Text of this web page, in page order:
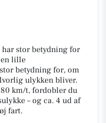
har stor betydning for
en lille
betydning for, om
ulykken bliver.
km/t, fordobler du
– og ca. 4 ud af
fart.